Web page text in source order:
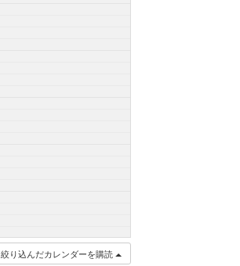
絞り込んだカレンダーを購読